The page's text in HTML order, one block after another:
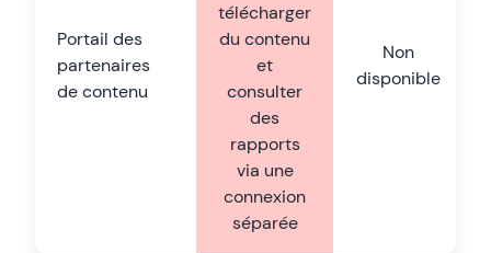
Portail des
partenaires
de contenu
télécharger
du contenu
et
consulter
des
rapports
via une
connexion
séparée
Non
disponible